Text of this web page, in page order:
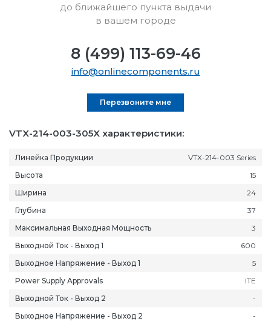
VTX-214-003-305X характеристики:
Линейка Продукции
VTX-214-003 Series
Высота
15
Ширина
24
Глубина
37
Максимальная Выходная Мощность
3
Выходной Ток - Выход 1
600
Выходное Напряжение - Выход 1
5
Power Supply Approvals
ITE
Выходной Ток - Выход 2
-
Выходное Напряжение - Выход 2
-
до ближайшего пункта выдачи
в вашем городе
8 (499) 113-69-46
info@onlinecomponents.ru
Перезвоните мне